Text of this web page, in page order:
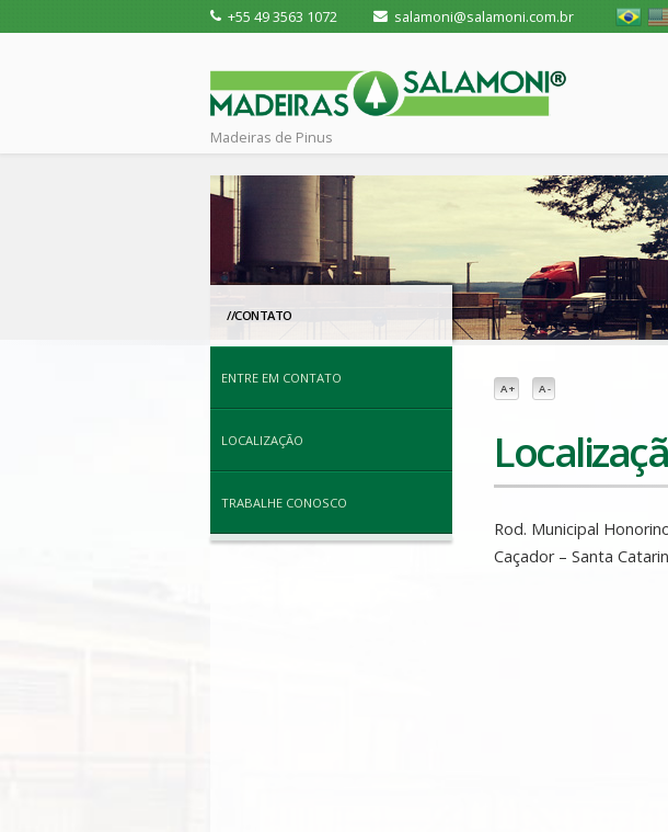
+55 49 3563 1072 salamoni@salamoni.com.br
Madeiras de Pinus
//CONTATO
ENTRE EM CONTATO
LOCALIZAÇÃO
TRABALHE CONOSCO
A + A -
Rod. Municipal
Caçador – Santa